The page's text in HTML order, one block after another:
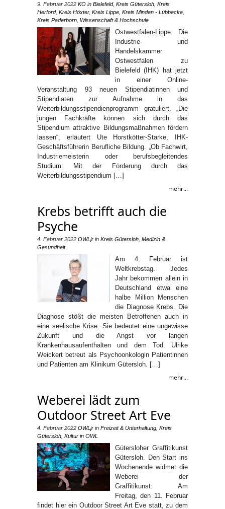
9. Februar 2022 KO in Bielefeld, Kreis Gütersloh Kreis
Herford, Kreis Höxter, Kreis Lippe Kreis Minden - Lübbecke
Kreis Paderborn Wissenschaft & Hochschule
Ostwestfalen-Lippe. Die
Industrie- und
Handelskammer
Ostwestfalen zu
Bielefeld (IHK) hat jetzt
in einer Online-
Veranstaltung 93 neuen Stipendiatinnen und
Stipendiaten zur Aufnahme in das
Weiterbildungsstipendienprogramm gratuliert. „Die
jungen Fachkräfte können sich durch das
Stipendium attraktive Bildungsmaßnahmen fördern
lassen“, erläutert Ute Horstkötter-Starke, IHK-
Geschäftsführerin Berufliche Bildung. „Ob Fachwirt,
Industriemeisterin oder berufsbegleitendes
Studium: Mit der Förderung durch das
Weiterbildungsstipendium […]
mehr...
Krebs betrifft auch die
Psyche
4. Februar 2022 OWLjr in Kreis Gütersloh Medizin &
Gesundheit
Am 4. Februar ist
Weltkrebstag. Jedes
Jahr bekommen allein in
Deutschland etwa eine
halbe Million Menschen
die Diagnose Krebs. Die
Diagnose stößt die meisten Betroffenen auch in
eine seelische Krise. Sie bedeutet eine ungewisse
Zukunft und die Angst vor langen
Krankenhausaufenthalten und dem Tod. Ulrike
Weickert betreut als Psychoonkologin Patientinnen
und Patienten am Klinikum Gütersloh. […]
mehr...
Weberei lädt zum
Outdoor Street Art Eve
4. Februar 2022 OWLjr in Freizeit & Unterhaltung Kreis
Gütersloh Kultur in OWL
Gütersloher Graffitikunst
Gütersloh. Den Start ins
Wochenende widmet die
Weberei der
Graffitikunst: Am
Freitag, den 11. Februar
findet hier ein Outdoor Street Art Eve statt, zu dem